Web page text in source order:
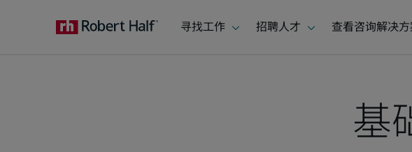
基